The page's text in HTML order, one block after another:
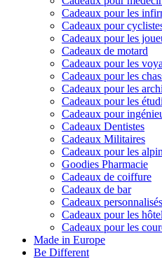
Cadeaux pour les
Cadeaux pour
Cadeaux pour les
Cadeaux de motard
Cadeaux pour les
Cadeaux pour les
Cadeaux pour les
Cadeaux pour les
Cadeaux pour
Cadeaux Dentistes
Cadeaux Militaires
Cadeaux pour les
Goodies Pharmacie
Cadeaux de coiffure
Cadeaux de bar
Cadeaux
Cadeaux pour les
Cadeaux pour les
Made in Europe
Be Different